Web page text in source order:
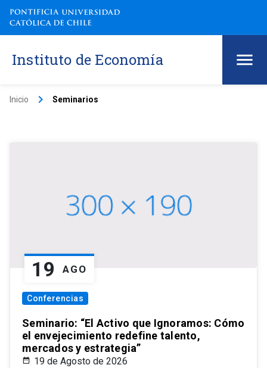
Instituto de Economía
Inicio keyboard_arrow_right Seminarios
19 AGO
Conferencias
Seminario: “El Activo que Ignoramos: Cómo
el envejecimiento redefine talento,
mercados y estrategia”
19 de Agosto de 2026